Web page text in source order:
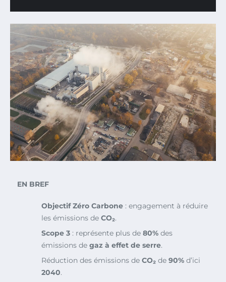
EN BREF
Objectif Zéro Carbone : engagement à réduire
les émissions de CO₂.
Scope 3 : représente plus de 80% des
émissions de gaz à effet de serre.
Réduction des émissions de CO₂ de 90% d’ici
2040.